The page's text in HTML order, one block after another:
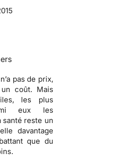
pas de prix,
coût. Mais
les plus
eux les
santé reste un
davantage
que du